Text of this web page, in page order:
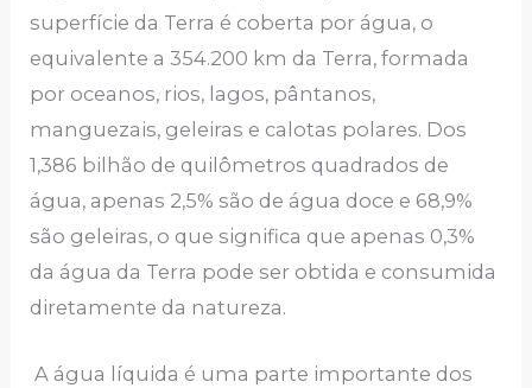
superfície da Terra é coberta por água, o
equivalente a 354.200 km da Terra, formada
por oceanos, rios, lagos, pântanos,
manguezais, geleiras e calotas polares. Dos
1,386 bilhão de quilômetros quadrados de
água, apenas 2,5% são de água doce e 68,9%
são geleiras, o que significa que apenas 0,3%
da água da Terra pode ser obtida e consumida
diretamente da natureza.
A água líquida é uma parte importante dos